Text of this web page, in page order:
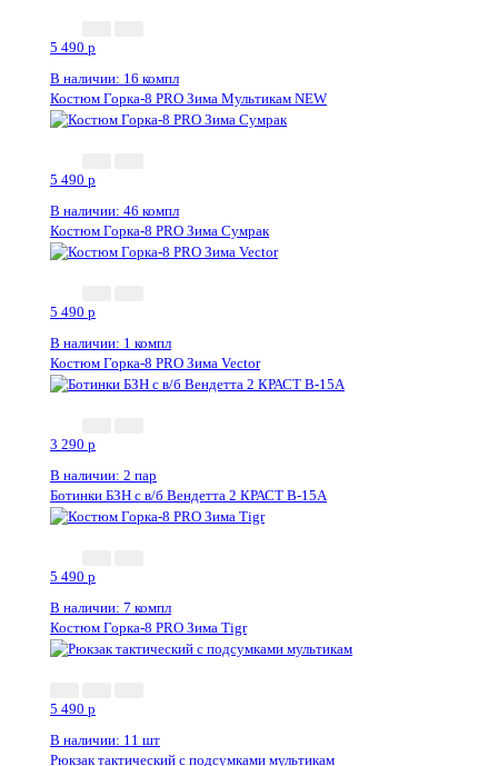
5 490 p
В наличии: 16 компл
Костюм Горка-8 PRO Зима Мультикам NEW
5 490 p
В наличии: 46 компл
Костюм Горка-8 PRO Зима Сумрак
5 490 p
В наличии: 1 компл
Костюм Горка-8 PRO Зима Vector
3 290 p
В наличии: 2 пар
Ботинки БЗН с в/б Вендетта 2 КРАСТ В-15А
5 490 p
В наличии: 7 компл
Костюм Горка-8 PRO Зима Tigr
5 490 p
В наличии: 11 шт
Рюкзак тактический с подсумками мультикам